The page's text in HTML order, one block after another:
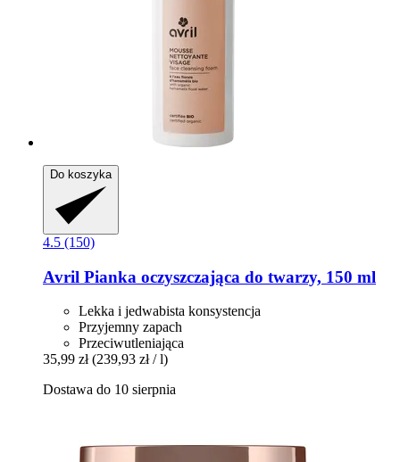
Do koszyka
4.5 (150)
Avril Pianka oczyszczająca do twarzy, 150 ml
Lekka i jedwabista konsystencja
Przyjemny zapach
Przeciwutleniająca
35,99 zł (239,93 zł / l)
Dostawa do 10 sierpnia